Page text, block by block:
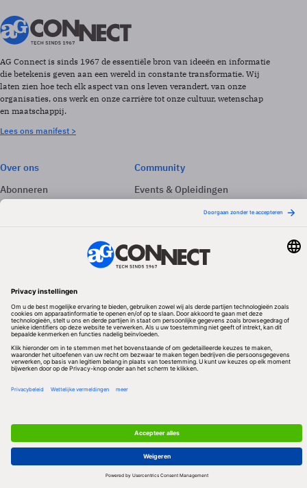
AG Connect is sinds 1967 de essentiële bron van ideeën en informatie
die betekenis geven aan een wereld in constante transformatie. Wij
laten zien hoe tech elk aspect van ons leven verandert, van onze
organisaties, ons werk en onze carrière tot onze cultuur, wetenschap
en maatschappij.
Lees ons manifest >
Over ons
Abonneren
Adverteren
Community
Events & Opleidingen
Volg ons
Redactionele partner
Algemene Voorwaarden & Copyrights